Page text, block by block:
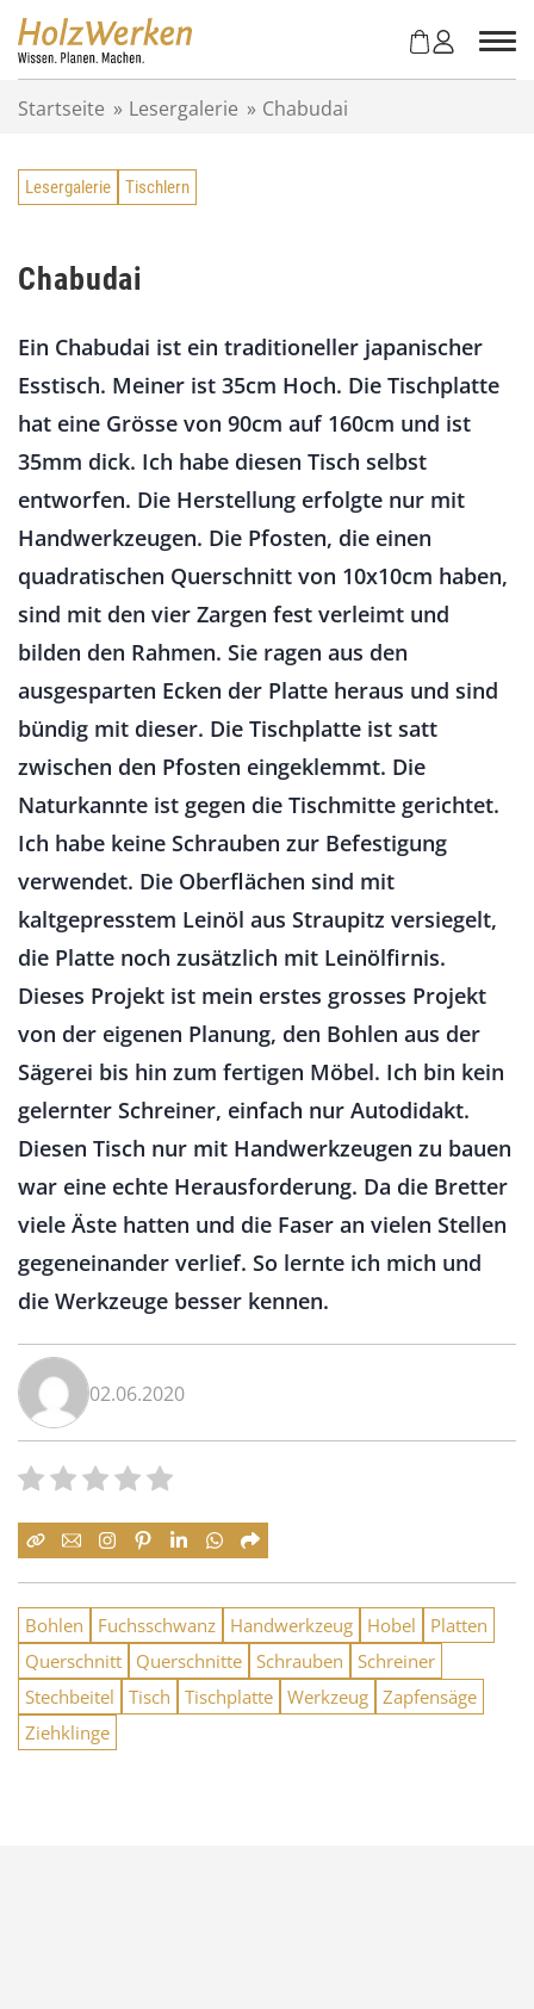
Startseite » Lesergalerie » Chabudai
Lesergalerie Tischlern
Chabudai
Ein Chabudai ist ein traditioneller japanischer
Esstisch. Meiner ist 35cm Hoch. Die Tischplatte
hat eine Grösse von 90cm auf 160cm und ist
35mm dick. Ich habe diesen Tisch selbst
entworfen. Die Herstellung erfolgte nur mit
Handwerkzeugen. Die Pfosten, die einen
quadratischen Querschnitt von 10x10cm haben,
sind mit den vier Zargen fest verleimt und
bilden den Rahmen. Sie ragen aus den
ausgesparten Ecken der Platte heraus und sind
bündig mit dieser. Die Tischplatte ist satt
zwischen den Pfosten eingeklemmt. Die
Naturkannte ist gegen die Tischmitte gerichtet.
Ich habe keine Schrauben zur Befestigung
verwendet. Die Oberflächen sind mit
kaltgepresstem Leinöl aus Straupitz versiegelt,
die Platte noch zusätzlich mit Leinölfirnis.
Dieses Projekt ist mein erstes grosses Projekt
von der eigenen Planung, den Bohlen aus der
Sägerei bis hin zum fertigen Möbel. Ich bin kein
gelernter Schreiner, einfach nur Autodidakt.
Diesen Tisch nur mit Handwerkzeugen zu bauen
war eine echte Herausforderung. Da die Bretter
viele Äste hatten und die Faser an vielen Stellen
gegeneinander verlief. So lernte ich mich und
die Werkzeuge besser kennen.
02.06.2020
Bohlen Fuchsschwanz Handwerkzeug Hobel
Platten
Querschnitt
Querschnitte Schrauben
Schreiner
Stechbeitel
Tisch Tischplatte Werkzeug Zapfensäge
Ziehklinge